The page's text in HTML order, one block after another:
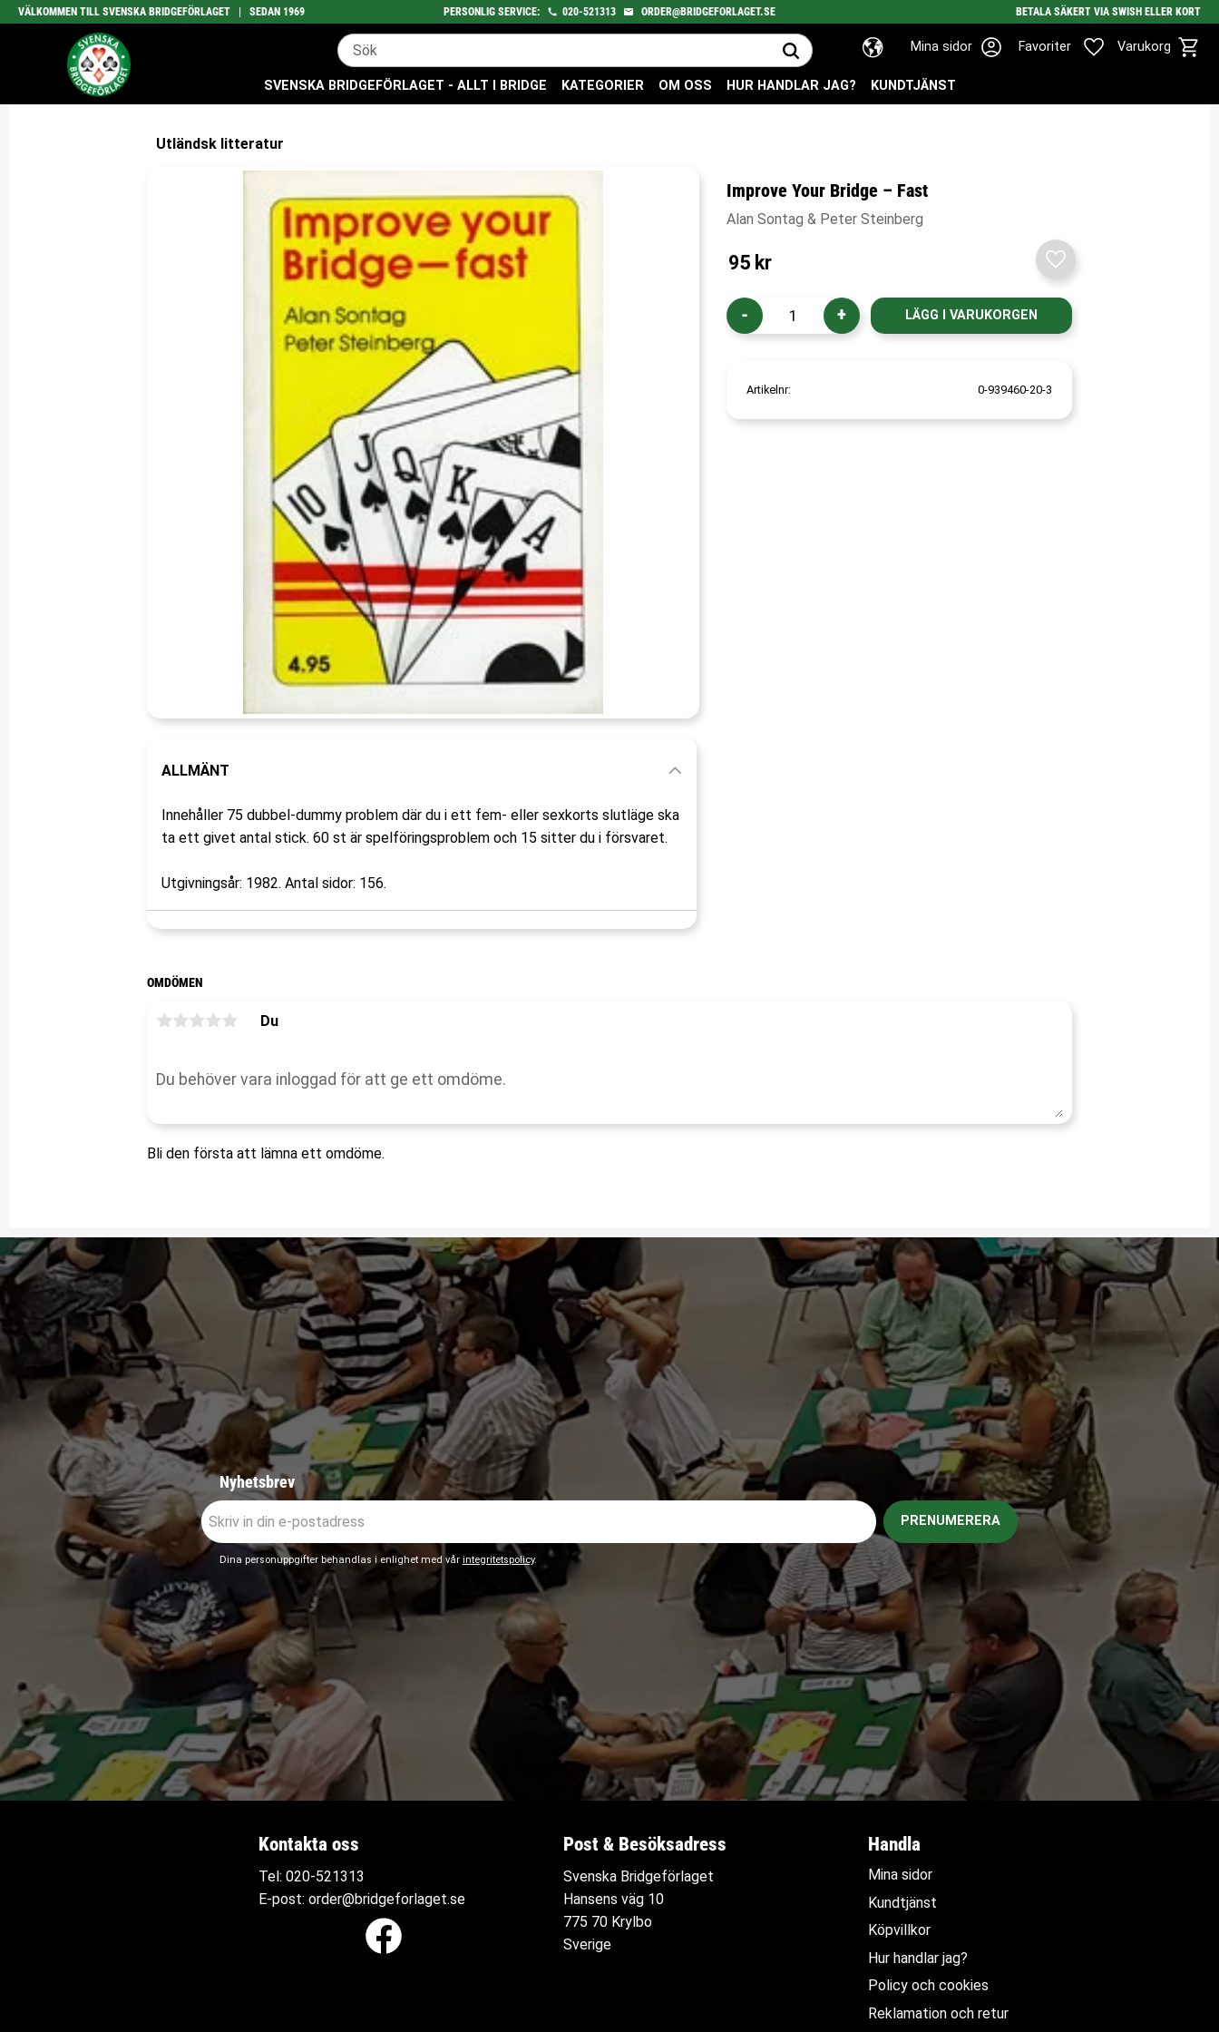
VÄLKOMMEN TILL SVENSKA BRIDGEFÖRLAGET | SEDAN 1969 PERSONLIG SERVICE: 020-521313 ORDER@BRIDGEFORLAGET.SE BETALA SÄKERT VIA SWISH ELLER KORT
Mina sidor Favoriter Varukorg
Favoriter
SVENSKA BRIDGEFÖRLAGET - ALLT I BRIDGE KATEGORIER OM OSS HUR HANDLAR JAG? KUNDTJÄNST
Utländsk litteratur
Improve Your Bridge – Fast
Alan Sontag & Peter Steinberg
95 kr
+
-
Lägg till i favoriter
Artikelnr 0-939460-20-3
ALLMÄNT
Innehåller 75 dubbel-dummy problem där du i ett fem- eller sexkorts slutläge ska
ta ett givet antal stick. 60 st är spelföringsproblem och 15 sitter du i försvaret.
Utgivningsår: 1982. Antal sidor: 156.
OMDÖMEN
Du
Bli den första att lämna ett omdöme.
Nyhetsbrev
PRENUMERERA
Dina personuppgifter behandlas i enlighet med vår integritetspolicy.
Kontakta oss
Tel:020-521313
E-post:order@bridgeforlaget.se
Post & Besöksadress
Svenska Bridgeförlaget
Hansens väg 10
775 70 Krylbo
Sverige
Handla
Mina sidor
Kundtjänst
Köpvillkor
Hur handlar jag?
Policy och cookies
Reklamation och retur